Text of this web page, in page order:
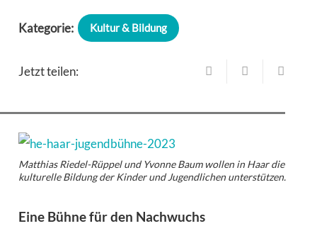
Kategorie: Kultur & Bildung
Jetzt teilen:
Matthias Riedel-Rüppel und Yvonne Baum wollen in Haar die
kulturelle Bildung der Kinder und Jugendlichen unterstützen.
Eine Bühne für den Nachwuchs